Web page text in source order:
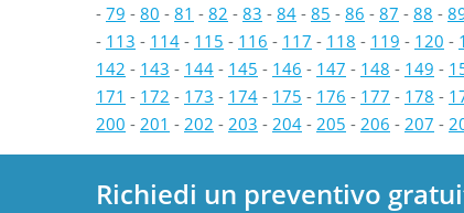
- 79 - 80 - 81 - 82 - 83 - 84 - 85 - 86 - 87 - 88 -
- 113 - 114 - 115 - 116 - 117 - 118 - 119 - 120 -
142 - 143 - 144 - 145 - 146 - 147 - 148 - 149 -
171 - 172 - 173 - 174 - 175 - 176 - 177 - 178 -
200 - 201 - 202 - 203 - 204 - 205 - 206 - 207 -
Richiedi un preventivo